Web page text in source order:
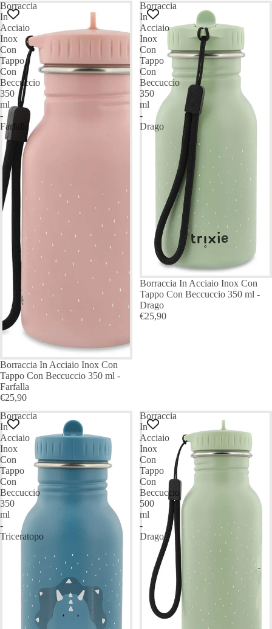
Borraccia
In
Acciaio
Inox
Con
Tappo
Con
Beccuccio
350
ml
-
Farfalla
Borraccia In Acciaio Inox Con
Tappo Con Beccuccio 350 ml -
Farfalla
€25,90
Borraccia
In
Acciaio
Inox
Con
Tappo
Con
Beccuccio
350
ml
-
Drago
Borraccia In Acciaio Inox Con
Tappo Con Beccuccio 350 ml -
Drago
€25,90
Borraccia
In
Acciaio
Inox
Con
Tappo
Con
Beccuccio
350
ml
-
Triceratopo
Borraccia
In
Acciaio
Inox
Con
Tappo
Con
Beccuccio
500
ml
-
Drago